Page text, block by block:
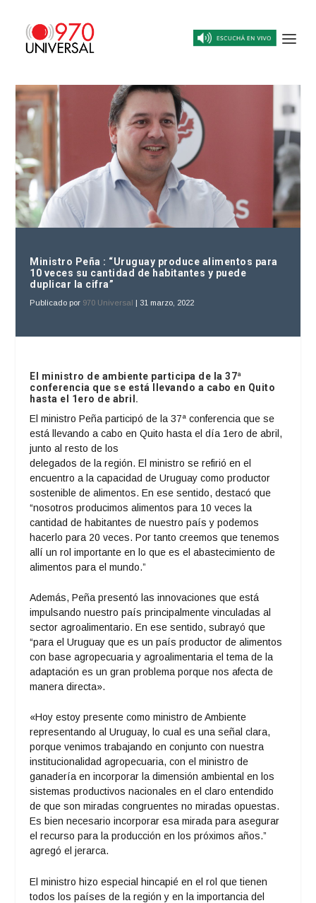
Ministro Peña : “Uruguay produce alimentos para
10 veces su cantidad de habitantes y puede
duplicar la cifra”
Publicado por 970 Universal | 31 marzo, 2022
El ministro de ambiente participa de la 37ª
conferencia que se está llevando a cabo en Quito
hasta el 1ero de abril.
El ministro Peña participó de la 37ª conferencia que se
está llevando a cabo en Quito hasta el día 1ero de abril,
junto al resto de los
delegados de la región. El ministro se refirió en el
encuentro a la capacidad de Uruguay como productor
sostenible de alimentos. En ese sentido, destacó que
“nosotros producimos alimentos para 10 veces la
cantidad de habitantes de nuestro país y podemos
hacerlo para 20 veces. Por tanto creemos que tenemos
allí un rol importante en lo que es el abastecimiento de
alimentos para el mundo.”
Además, Peña presentó las innovaciones que está
impulsando nuestro país principalmente vinculadas al
sector agroalimentario. En ese sentido, subrayó que
“para el Uruguay que es un país productor de alimentos
con base agropecuaria y agroalimentaria el tema de la
adaptación es un gran problema porque nos afecta de
manera directa».
«Hoy estoy presente como ministro de Ambiente
representando al Uruguay, lo cual es una señal clara,
porque venimos trabajando en conjunto con nuestra
institucionalidad agropecuaria, con el ministro de
ganadería en incorporar la dimensión ambiental en los
sistemas productivos nacionales en el claro entendido
de que son miradas congruentes no miradas opuestas.
Es bien necesario incorporar esa mirada para asegurar
el recurso para la producción en los próximos años.”
agregó el jerarca.
El ministro hizo especial hincapié en el rol que tienen
todos los países de la región y en la importancia del